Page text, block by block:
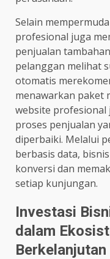
Selain
profesional juga
penjualan
pelanggan melihat
otomatis
menawarkan paket
website profesional
proses penjualan
diperbaiki. Melalui
berbasis data,
konversi dan
setiap kunjungan.
Investasi
dalam
Berkelanjutan